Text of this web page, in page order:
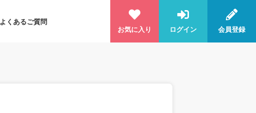
よくあるご質問
お気に入り
ログイン 会員登録